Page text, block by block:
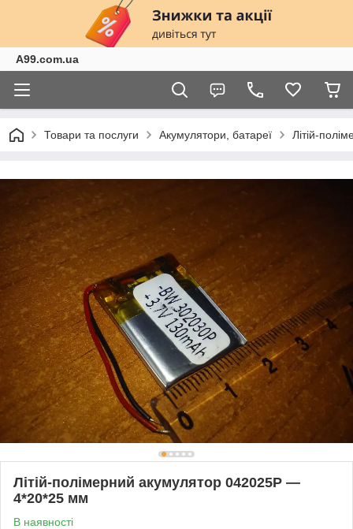
A99.com.ua
Товари та послуги Акумулятори, батареї Літій-
Літій-полімерний акумулятор 042025P —
4*20*25 мм
В наявності